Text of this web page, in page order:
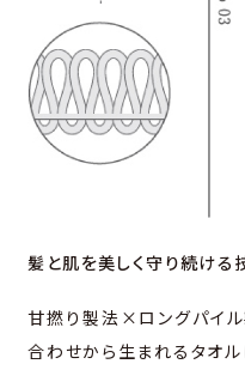
髪と肌を美しく守り続ける
甘撚り製法×ロングパイ
合わせから生まれるタオ